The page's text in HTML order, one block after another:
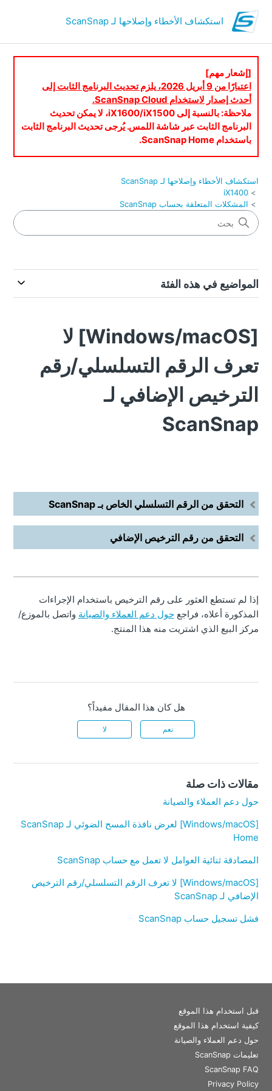
استكشاف الأخطاء وإصلاحها لـ ScanSnap
[إشعار مهم]
اعتبارًا من 9 أبريل 2026، يلزم تحديث البرنامج الثابت إلى
أحدث إصدار لاستخدام ScanSnap Cloud.
ملاحظة: بالنسبة إلى iX1600/iX1500، لا يمكن تحديث
البرنامج الثابت عبر شاشة اللمس. يُرجى تحديث البرنامج الثابت
باستخدام ScanSnap Home.
استكشاف الأخطاء وإصلاحها لـ ScanSnap
iX1400
المشكلات المتعلقة بحساب ScanSnap
المواضيع في هذه الفئة
[Windows/macOS] لا
تعرف الرقم التسلسلي/رقم
الترخيص الإضافي لـ
ScanSnap
التحقق من الرقم التسلسلي الخاص بـ ScanSnap
التحقق من رقم الترخيص الإضافي
إذا لم تستطع العثور على رقم الترخيص باستخدام الإجراءات
المذكورة أعلاه، فراجعحول دعم العملاء والصيانة واتصل بالموزع/
مركز البيع الذي اشتريت منه هذا المنتج.
هل كان هذا المقال مفيداً؟
نعم لا
مقالات ذات صلة
حول دعم العملاء والصيانة
[Windows/macOS] لعرض نافذة المسح الضوئي لـ ScanSnap
Home
المصادقة ثنائية العوامل لا تعمل مع حساب ScanSnap
[Windows/macOS] لا تعرف الرقم التسلسلي/رقم الترخيص
الإضافي لـ ScanSnap
فشل تسجيل حساب ScanSnap
قبل استخدام هذا الموقع
كيفية استخدام هذا الموقع
حول دعم العملاء والصيانة
تعليمات ScanSnap
ScanSnap FAQ
Privacy Policy